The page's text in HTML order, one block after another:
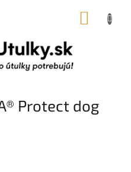
Protect dog